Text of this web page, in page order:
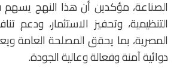
الصناعة، مؤكدين أن هذا النهج يسهم
التنظيمية، وتحفيز الاستثمار، ودعم
المصرية، بما يحقق المصلحة العامة
دوائية آمنة وفعالة وعالية الجودة.